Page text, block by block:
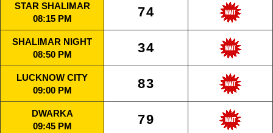
STAR SHALIMAR
08:15 PM
74
SHALIMAR NIGHT
08:50 PM
34
LUCKNOW CITY
09:00 PM
83
DWARKA
09:45 PM
79